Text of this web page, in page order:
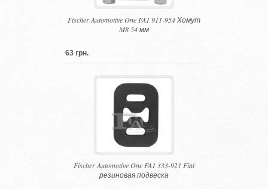
Fischer Automotive One FA1 911-954 Хомут
M8 54 мм
63 грн.
Fischer Automotive One FA1 333-921 Fiat
резиновая подвеска